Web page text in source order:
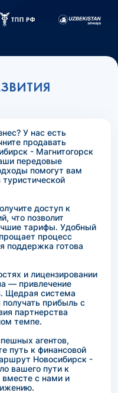
У нас есть
продавать
- Магнитогорск
передовые
помогут вам
доступ к
что позволит
тарифы. Удобный
процесс
поддержка готова
и лицензировании
— привлечение
Щедрая система
прибыль с
партнерства
темпе.
агентов,
путь к финансовой
Новосибирск -
вашего пути к
вместе с нами и